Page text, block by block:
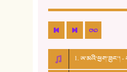
1. ཨ་མའི་ཕྱག་ཟུང་།